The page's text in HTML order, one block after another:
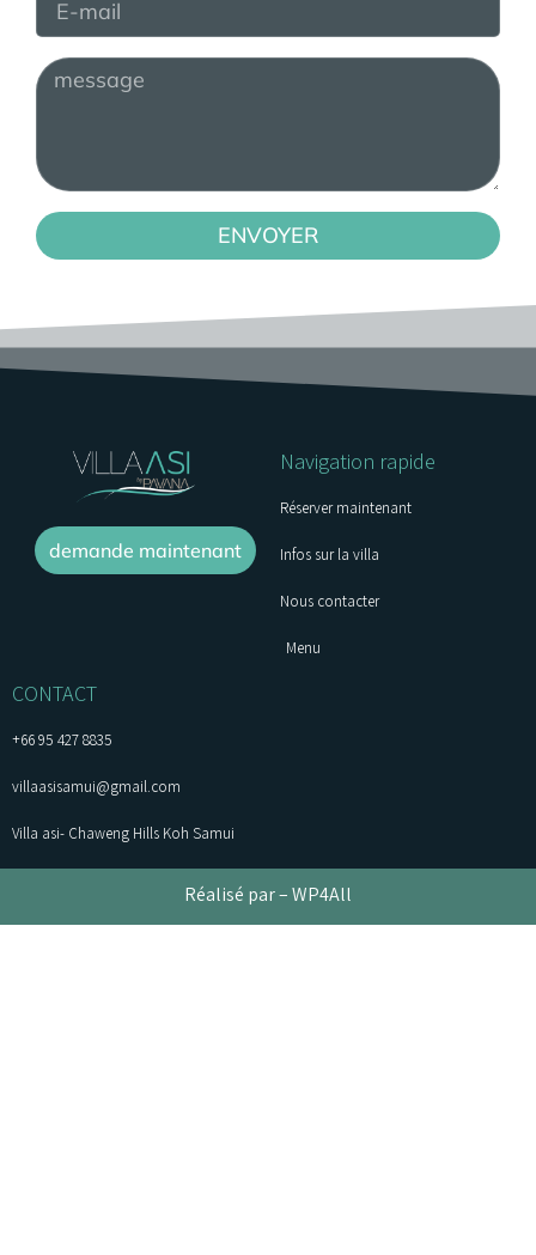
ENVOYER
demande maintenant
Navigation rapide
Réserver maintenant
Infos sur la villa
Nous contacter
Menu
CONTACT
⁦+66 95 427 8835⁩
villaasisamui@gmail.com
Villa asi- Chaweng Hills Koh Samui
Réalisé par –WP4All